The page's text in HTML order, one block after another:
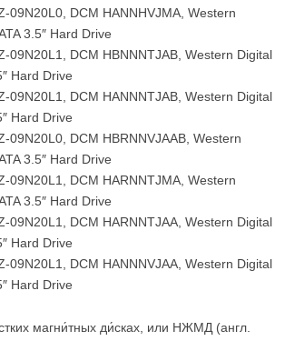
09N20L0, DCM HANNHVJMA, Western
3.5″ Hard Drive
09N20L1, DCM HBNNNTJAB, Western Digital
Hard Drive
09N20L1, DCM HANNNTJAB, Western Digital
Hard Drive
09N20L0, DCM HBRNNVJAAB, Western
3.5″ Hard Drive
09N20L1, DCM HARNNTJMA, Western
3.5″ Hard Drive
09N20L1, DCM HARNNTJAA, Western Digital
Hard Drive
09N20L1, DCM HANNNVJAA, Western Digital
Hard Drive
магни́тных ди́сках, или НЖМД (англ.